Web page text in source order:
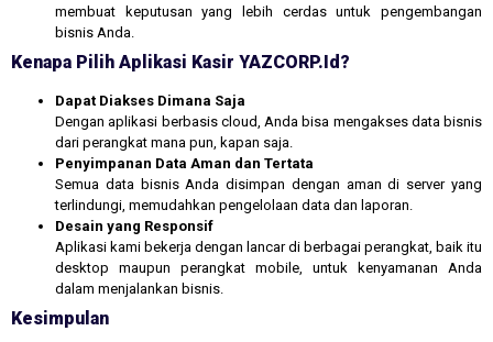
membuat keputusan yang lebih cerdas untuk pengembangan
bisnis Anda.
Kenapa Pilih Aplikasi Kasir YAZCORP.id?
Dapat Diakses Dimana Saja
Dengan aplikasi berbasis cloud, Anda bisa mengakses data bisnis
dari perangkat mana pun, kapan saja.
Penyimpanan Data Aman dan Tertata
Semua data bisnis Anda disimpan dengan aman di server yang
terlindungi, memudahkan pengelolaan data dan laporan.
Desain yang Responsif
Aplikasi kami bekerja dengan lancar di berbagai perangkat, baik itu
desktop maupun perangkat mobile, untuk kenyamanan Anda
dalam menjalankan bisnis.
Kesimpulan